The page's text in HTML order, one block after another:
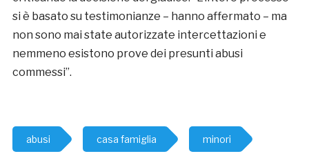
si è basato su testimonianze – hanno affermato – ma
non sono mai state autorizzate intercettazioni e
nemmeno esistono prove dei presunti abusi
commessi”.
abusi casa famiglia minori